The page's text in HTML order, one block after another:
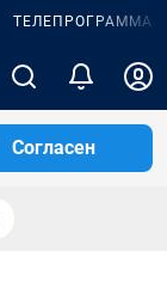
ТЕЛЕПРОГРАММА
Согласен